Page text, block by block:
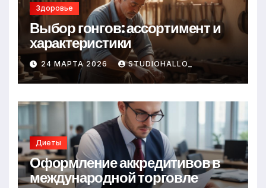
Здоровье
Выбор гонгов: ассортимент и
характеристики
24 МАРТА 2026 STUDIOHALLO_
Диеты
Оформление аккредитивов в
международной торговле